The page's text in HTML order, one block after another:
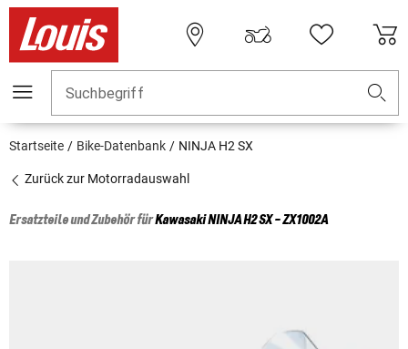
Suchbegriff
Startseite Bike-Datenbank NINJA H2 SX
Zurück zur Motorradauswahl
Ersatzteile und Zubehör fürKawasakiNINJA H2 SX - ZX1002A